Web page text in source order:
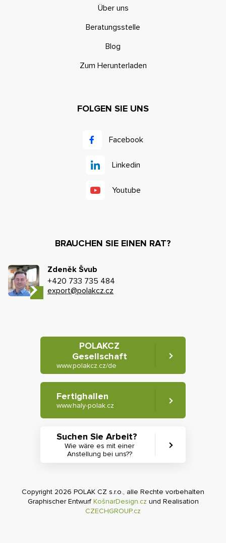
Über uns
Beratungsstelle
Blog
Zum Herunterladen
FOLGEN SIE UNS
Facebook
Linkedin
Youtube
BRAUCHEN SIE EINEN RAT?
Zdeněk Švub
+420 733 735 484
export@polakcz.cz
POLAKCZ
Gesellschaft
www.polakcz.cz/de
Fertighallen
www.haly-polak.cz
Suchen Sie Arbeit?
Wie wäre es mit einer
Anstellung bei uns??
Copyright 2026 POLAK CZ s.r.o., alle Rechte vorbehalten
Graphischer Entwurf KošnarDesign.cz und Realisation
CZECHGROUP.cz